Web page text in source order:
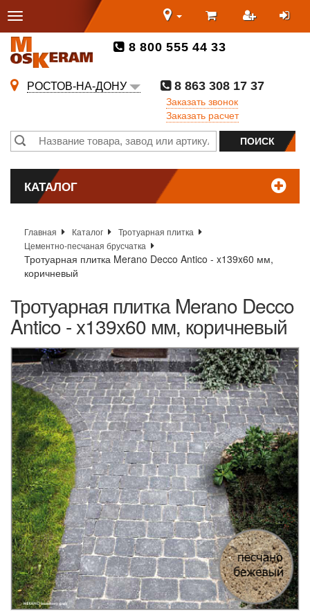
8 800 555 44 33
РОСТОВ-НА-ДОНУ
8 863 308 17 37
Заказать звонок
Заказать расчет
КАТАЛОГ
Главная Каталог
Тротуарная плитка
Цементно-песчаная брусчатка
Тротуарная плитка Merano Decco Antico - x139x60 мм,
коричневый
Тротуарная плитка Merano Decco
Antico - x139x60 мм, коричневый